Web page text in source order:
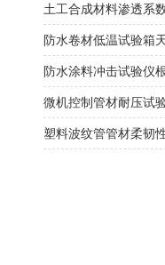
塑料波纹管管材柔韧